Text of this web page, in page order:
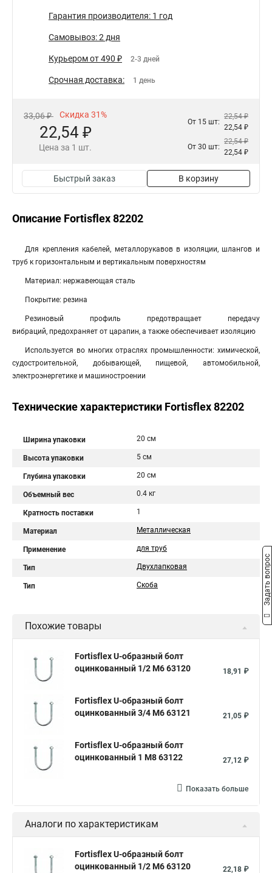
Гарантия производителя: 1 год
Самовывоз: 2 дня
Курьером от 490 ₽ 2-3 дней
Срочная доставка: 1 день
33,06 ₽ Скидка 31%
22,54 ₽
Цена за 1 шт.
От 15 шт:
22,54 ₽
22,54 ₽
От 30 шт:
22,54 ₽
22,54 ₽
Быстрый заказ В корзину
Описание Fortisflex 82202
Для крепления кабелей, металлорукавов в изоляции, шлангов и
труб к горизонтальным и вертикальным поверхностям
Материал: нержавеющая сталь
Покрытие: резина
Резиновый профиль предотвращает передачу
вибраций, предохраняет от царапин, а также обеспечивает изоляцию
Используется во многих отраслях промышленности: химической,
судостроительной, добывающей, пищевой, автомобильной,
электроэнергетике и машиностроении
Технические характеристики Fortisflex 82202
Ширина упаковки 20 см
Высота упаковки 5 см
Глубина упаковки 20 см
Объемный вес 0.4 кг
Кратность поставки 1
Материал Металлическая
Применение для труб
Тип Двухлапковая
Тип Скоба
Похожие товары
Fortisflex U-образный болт
оцинкованный 1/2 М6 63120
18,91 ₽
Fortisflex U-образный болт
оцинкованный 3/4 М6 63121
21,05 ₽
Fortisflex U-образный болт
оцинкованный 1 М8 63122
27,12 ₽
Показать больше
Аналоги по характеристикам
Fortisflex U-образный болт
оцинкованный 1/2 М6 63120
22,18 ₽
Задать вопрос